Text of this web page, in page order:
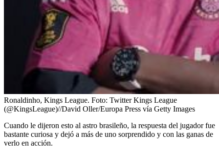
Ronaldinho, Kings League. Foto: Twitter Kings League
(@KingsLeague)//David Oller/Europa Press vía Getty Images
Cuando le dijeron esto al astro brasileño, la respuesta del jugador fue
bastante curiosa y dejó a más de uno sorprendido y con las ganas de
verlo en acción.